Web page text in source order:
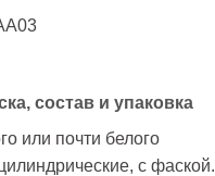
состав и упаковка
или почти белого
с фаской.